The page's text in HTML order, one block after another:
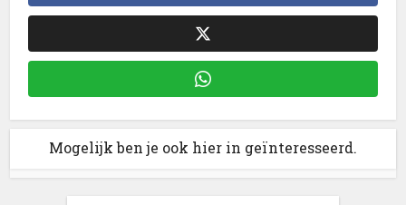
Mogelijk ben je ook hier in geïnteresseerd.